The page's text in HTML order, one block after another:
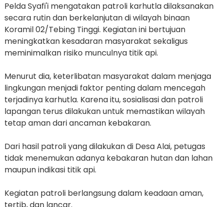
Pelda Syafi'i mengatakan patroli karhutla dilaksanakan
secara rutin dan berkelanjutan di wilayah binaan
Koramil 02/Tebing Tinggi. Kegiatan ini bertujuan
meningkatkan kesadaran masyarakat sekaligus
meminimalkan risiko munculnya titik api.
Menurut dia, keterlibatan masyarakat dalam menjaga
lingkungan menjadi faktor penting dalam mencegah
terjadinya karhutla. Karena itu, sosialisasi dan patroli
lapangan terus dilakukan untuk memastikan wilayah
tetap aman dari ancaman kebakaran.
Dari hasil patroli yang dilakukan di Desa Alai, petugas
tidak menemukan adanya kebakaran hutan dan lahan
maupun indikasi titik api.
Kegiatan patroli berlangsung dalam keadaan aman,